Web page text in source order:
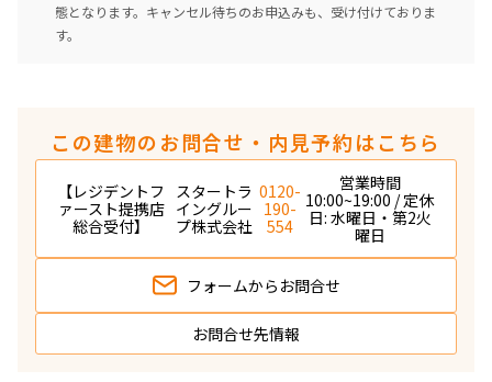
態となります。キャンセル待ちのお申込みも、受け付けておりま
す。
この建物のお問合せ・内見予約はこちら
【レジデントフ
ァースト提携店
総合受付】
スタートラ
イングルー
プ株式会社
0120-
190-
554
営業時間
10:00~19:00 / 定休
日: 水曜日・第2火
曜日
フォームから お問合せ
お問合せ先情報